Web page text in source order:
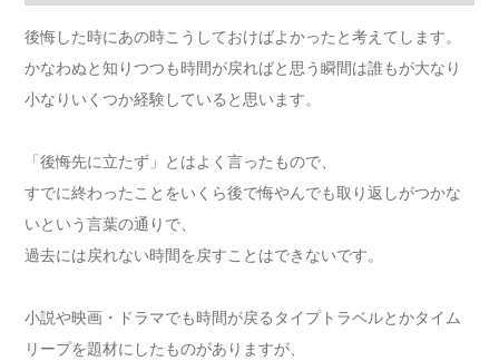
後悔した時にあの時こうしておけばよかったと考えてします。
かなわぬと知りつつも時間が戻ればと思う瞬間は誰もが大なり
小なりいくつか経験していると思います。
「後悔先に立たず」とはよく言ったもので、
すでに終わったことをいくら後で悔やんでも取り返しがつかな
いという言葉の通りで、
過去には戻れない時間を戻すことはできないです。
小説や映画・ドラマでも時間が戻るタイプトラベルとかタイム
リープを題材にしたものがありますが、